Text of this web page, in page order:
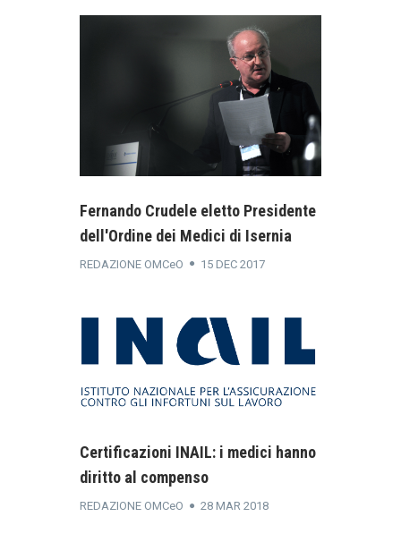
Fernando Crudele eletto Presidente
dell'Ordine dei Medici di Isernia
REDAZIONE OMCeO 15 DEC 2017
Certificazioni INAIL: i medici hanno
diritto al compenso
REDAZIONE OMCeO 28 MAR 2018